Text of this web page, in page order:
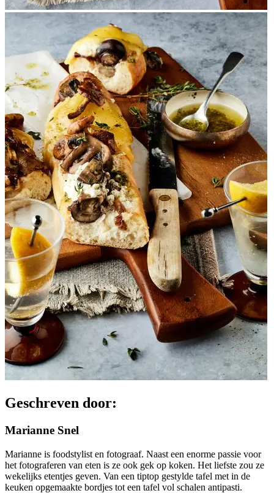
Geschreven door:
Marianne Snel
Marianne is foodstylist en fotograaf. Naast een enorme passie voor
het fotograferen van eten is ze ook gek op koken. Het liefste zou ze
wekelijks etentjes geven. Van een tiptop gestylde tafel met in de
keuken opgemaakte bordjes tot een tafel vol schalen antipasti.